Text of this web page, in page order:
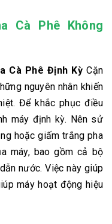
Cà Phê Không
Cà Phê Định KỳCặn
nguyên nhân khiến
Để khắc phục điều
máy định kỳ. Nên sử
hoặc giấm trắng pha
máy, bao gồm cả bộ
nước. Việc này giúp
máy hoạt động hiệu